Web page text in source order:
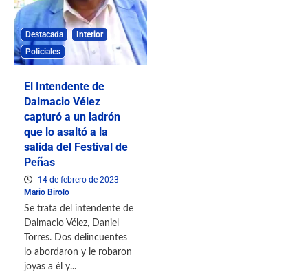
Destacada
Interior
Policiales
El Intendente de
Dalmacio Vélez
capturó a un ladrón
que lo asaltó a la
salida del Festival de
Peñas
14 de febrero de 2023
Mario Birolo
Se trata del intendente de
Dalmacio Vélez, Daniel
Torres. Dos delincuentes
lo abordaron y le robaron
joyas a él y...